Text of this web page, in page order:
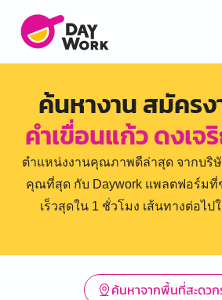
ค้นหางาน สมัครง
คำเขื่อนแก้ว ดงเจ
ตำแหน่งงานคุณภาพดีล่าสุด จากบริ
คุณที่สุด กับ Daywork แพลตฟอร์มที่
เร็วสุดใน 1 ชั่วโมง เส้นทางต่อไ
ค้นหาจากพื้นที่สะดวก